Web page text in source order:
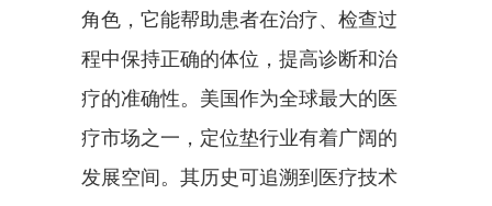
角色，它能帮助患者在治疗、检查过
程中保持正确的体位，提高诊断和治
疗的准确性。美国作为全球最大的医
疗市场之一，定位垫行业有着广阔的
发展空间。其历史可追溯到医疗技术